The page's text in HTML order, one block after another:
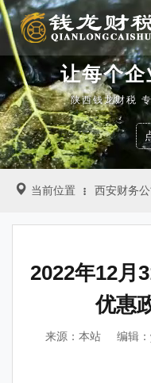
让每个
陕西钱龙财税
当前位置 西安财务公
2022年12月
优惠
来源：本站 编辑